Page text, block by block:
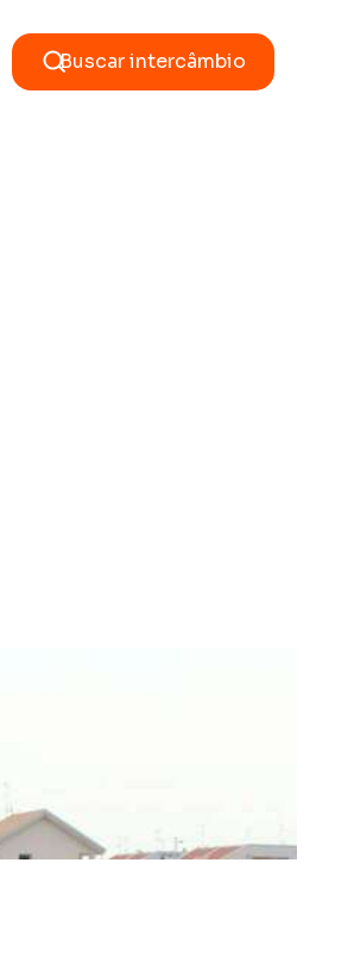
Buscar intercâmbio